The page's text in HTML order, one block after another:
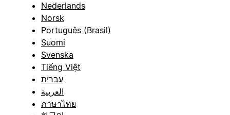
Nederlands
Norsk
Português (Brasil)
Suomi
Svenska
Tiếng Việt
עברית
العربية
ภาษาไทย